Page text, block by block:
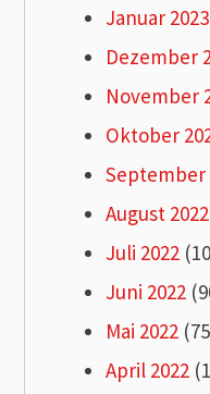
Januar 2023
Dezember
November
Oktober
September
August 2022
Juli 2022
Juni 2022
Mai 2022
April 2022